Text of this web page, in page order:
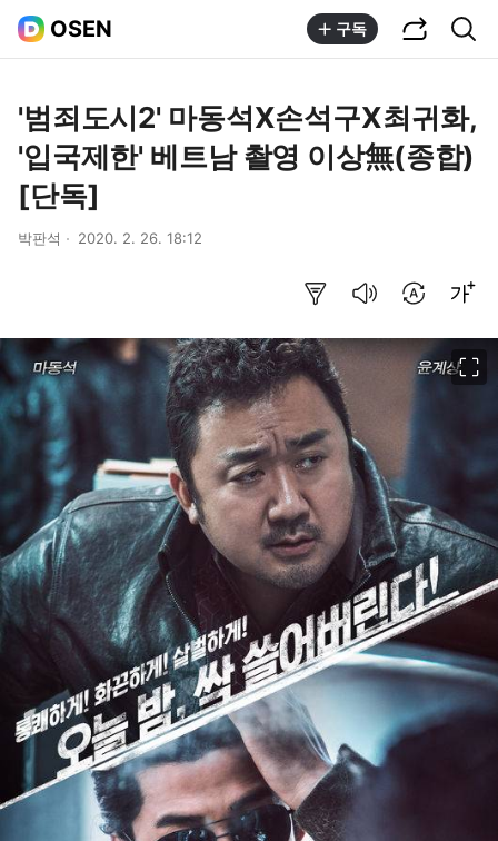
OSEN 구독
'범죄도시2' 마동석X손석구X최귀화,
'입국제한' 베트남 촬영 이상無(종합)
[단독]
박판석 2020. 2. 26. 18:12